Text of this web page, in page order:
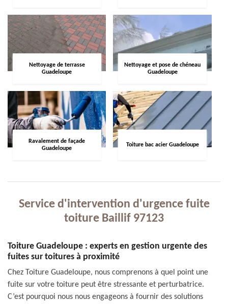
Nettoyage de terrasse
Guadeloupe
Nettoyage et pose de chéneau
Guadeloupe
Ravalement de façade
Guadeloupe
Toiture bac acier Guadeloupe
Service d'intervention d'urgence fuite
toiture Baillif 97123
Toiture Guadeloupe : experts en gestion urgente des
fuites sur toitures à proximité
Chez Toiture Guadeloupe, nous comprenons à quel point une
fuite sur votre toiture peut être stressante et perturbatrice.
C’est pourquoi nous nous engageons à fournir des solutions